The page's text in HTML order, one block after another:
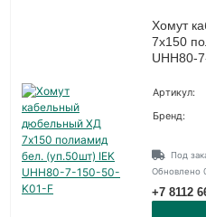
Хомут
7х150
UHH80-
Артикул:
Бренд:
Под
Обновлено
+7 8112